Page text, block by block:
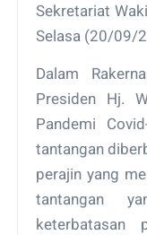
Sekretariat
Selasa (20/09/
Dalam
Presiden Hj.
Pandemi
tantangan
perajin yang
tantangan
keterbatasan